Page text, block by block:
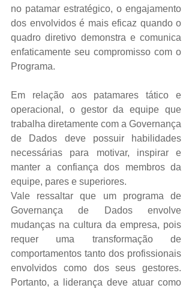
no patamar estratégico, o engajamento
dos envolvidos é mais eficaz quando o
quadro diretivo demonstra e comunica
enfaticamente seu compromisso com o
Programa.
Em relação aos patamares tático e
operacional, o gestor da equipe que
trabalha diretamente com a Governança
de Dados deve possuir habilidades
necessárias para motivar, inspirar e
manter a confiança dos membros da
equipe, pares e superiores.
Vale ressaltar que um programa de
Governança de Dados envolve
mudanças na cultura da empresa, pois
requer uma transformação de
comportamentos tanto dos profissionais
envolvidos como dos seus gestores.
Portanto, a liderança deve atuar como